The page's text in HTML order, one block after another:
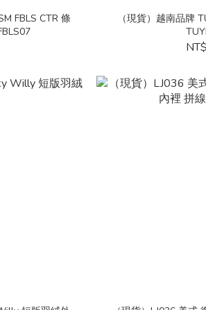
FBLS CTR 條
（現貨）越南品牌